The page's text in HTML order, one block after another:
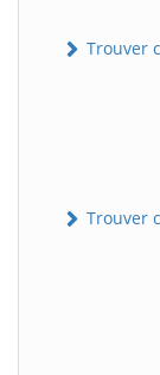
Trouver
Trouver